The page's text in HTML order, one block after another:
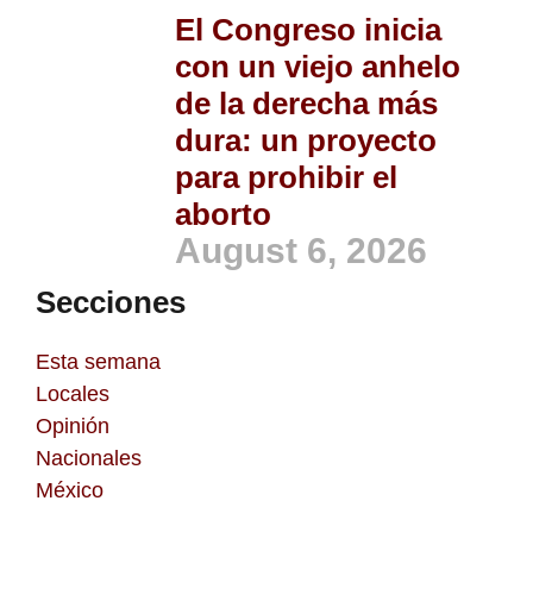
El Congreso inicia
con un viejo anhelo
de la derecha más
dura: un proyecto
para prohibir el
aborto
August 6, 2026
Secciones
Esta semana
Locales
Opinión
Nacionales
México